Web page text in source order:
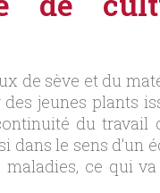
de sève et du
jeunes plants
du travail
le sens d’un
ce qui